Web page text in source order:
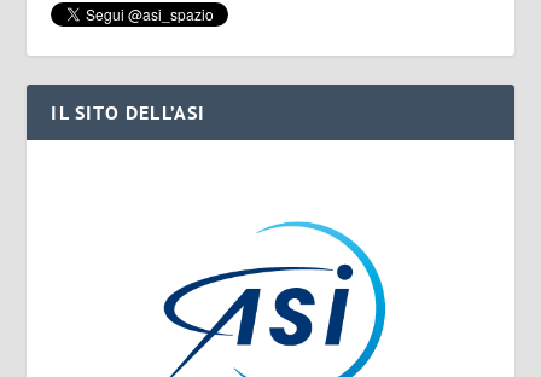
IL SITO DELL’ASI